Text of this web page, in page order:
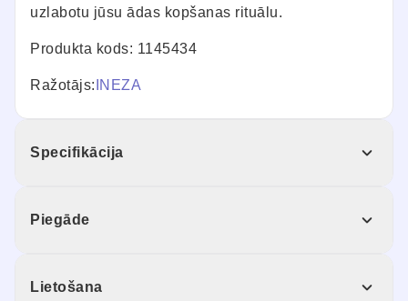
uzlabotu jūsu ādas kopšanas rituālu.
Produkta kods: 1145434
Ražotājs: INEZA
Specifikācija
Piegāde
Lietošana